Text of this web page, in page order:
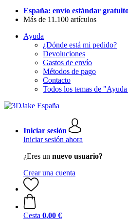
España: envío estándar
Más de 11.100 artículos
Ayuda
¿Dónde está mi pedido?
Devoluciones
Gastos de envío
Métodos de pago
Contacto
Todos los temas de
Iniciar sesión
Iniciar sesión ahora
¿Eres un nuevo usuario?
Crear una cuenta
Cesta 0,00 €